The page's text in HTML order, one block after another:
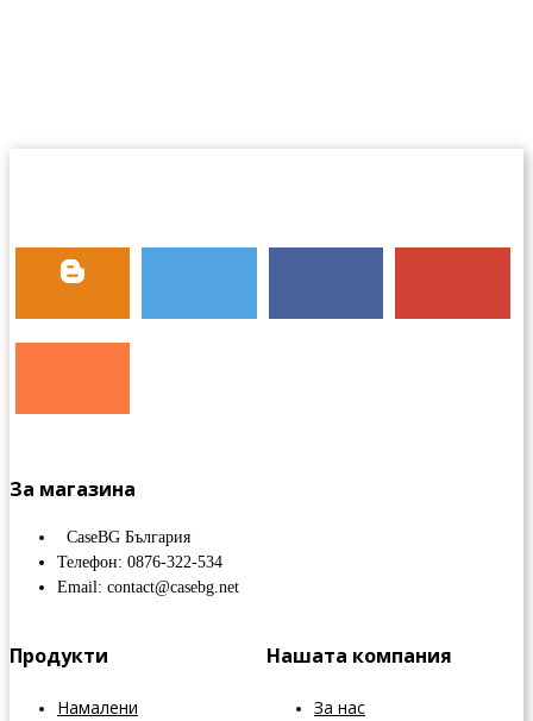
За магазина
CaseBG България
Телефон: 0876-322-534
Email: contact@casebg.net
Продукти
Намалени
Нашата компания
За нас